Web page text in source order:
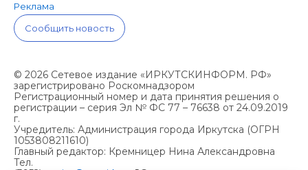
Реклама
Сообщить новость
© 2026 Сетевое издание «ИРКУТСКИНФОРМ. РФ»
зарегистрировано Роскомнадзором
Регистрационный номер и дата принятия решения о
регистрации – серия Эл № ФС 77 – 76638 от 24.09.2019
г.
Учредитель: Администрация города Иркутска (ОГРН
1053808211610)
Главный редактор: Кремницер Нина Александровна
Тел.